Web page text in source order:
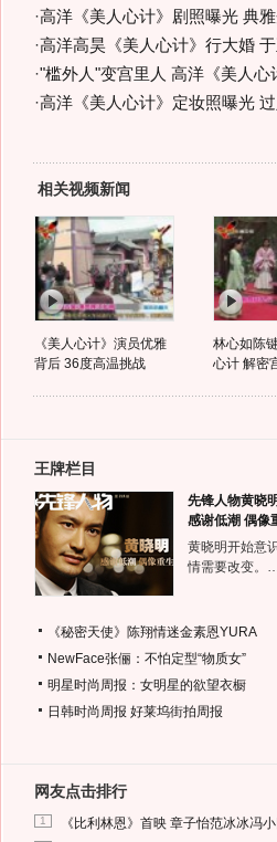
·高洋《美人心计》剧照曝光 典
·高洋高昊《美人心计》行大婚
·"槛外人"变宫里人 高洋《美人心
·高洋《美人心计》定妆照曝光
相关视频新闻
《美人心计》演员优雅
背后 36度高温挑战
林心如陈
心计 解密
王牌栏目
先锋人物黄晓
感谢低潮 偶像
黄晓明开始意
情需要改变
《秘密天使》陈翔情迷金素恩YURA
NewFace张俪：不怕定型“物质女”
明星时尚周报：女明星的欲望衣橱
日韩时尚周报 好莱坞街拍周报
网友点击排行
1 《比利林恩》首映 章子怡范冰冰冯